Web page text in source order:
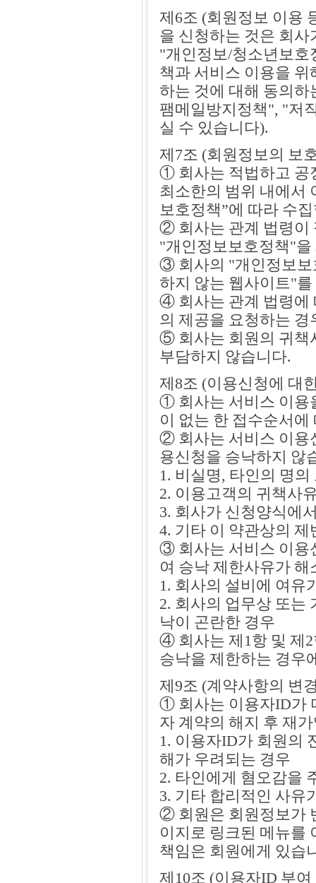
제6조 (회원정보 이용
을 신청하는 것은 회
"개인정보/청소년보호
책과 서비스 이용을
하는 것에 대해 동의
팸메일방지정책", "저
실 수 있습니다).
제7조 (회원정보의 보
① 회사는 적법하고 공
최소한의 범위 내에서
보호정책”에 따라 수
② 회사는 관계 법령이
"개인정보보호정책"
③ 회사의 "개인정보보
하지 않는 웹사이트"
④ 회사는 관계 법령에
의 제공을 요청하는
⑤ 회사는 회원의 귀책
부담하지 않습니다.
제8조 (이용신청에 대
① 회사는 서비스 이용
이 없는 한 접수순서
② 회사는 서비스 이용
용신청을 승낙하지 않
1. 비실명, 타인의 명
2. 이용고객의 귀책사
3. 회사가 신청양식에
4. 기타 이 약관상의
③ 회사는 서비스 이용
여 승낙 제한사유가
1. 회사의 설비에 여유
2. 회사의 업무상 또는
낙이 곤란한 경우
④ 회사는 제1항 및 제
승낙을 제한하는 경우
제9조 (계약사항의 변
① 회사는 이용자ID가
자 계약의 해지 후 재
1. 이용자ID가 회원의
해가 우려되는 경우
2. 타인에게 혐오감을
3. 기타 합리적인 사유
② 회원은 회원정보가
이지로 링크된 메뉴를
책임은 회원에게 있습
제10조 (이용자ID 부여